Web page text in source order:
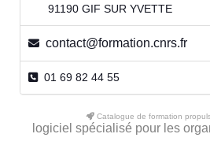
91190 GIF SUR YVETTE
contact@formation.cnrs.fr
01 69 82 44 55
Catalogue de formation
logiciel spécialisé pour les